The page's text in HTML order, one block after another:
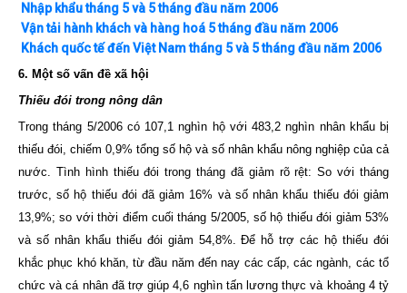
Nhập khẩu tháng 5 và 5 tháng đầu năm 2006
Vận tải hành khách và hàng hoá 5 tháng đầu năm 2006
Khách quốc tế đến Việt Nam tháng 5 và 5 tháng đầu năm 2006
6. Một số vấn đề xã hội
Thiếu đói trong nông dân
Trong tháng 5/2006 có 107,1 nghìn hộ với 483,2 nghìn nhân khẩu bị
thiếu đói, chiếm 0,9% tổng số hộ và số nhân khẩu nông nghiệp của cả
nước. Tình hình thiếu đói trong tháng đã giảm rõ rệt: So với tháng
trước, số hộ thiếu đói đã giảm 16% và số nhân khẩu thiếu đói giảm
13,9%; so với thời điểm cuối tháng 5/2005, số hộ thiếu đói giảm 53%
và số nhân khẩu thiếu đói giảm 54,8%. Để hỗ trợ các hộ thiếu đói
khắc phục khó khăn, từ đầu năm đến nay các cấp, các ngành, các tổ
chức và cá nhân đã trợ giúp 4,6 nghìn tấn lương thực và khoảng 4 tỷ